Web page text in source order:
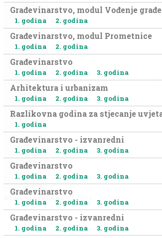
Građevinarstvo, modul Vođenje
1. godina 2. godina
Građevinarstvo, modul Prometnice
1. godina 2. godina
Građevinarstvo
1. godina 2. godina 3. godina
Arhitektura i urbanizam
1. godina 2. godina 3. godina
Razlikovna godina za stjecanje
1. godina
Građevinarstvo - izvanredni
1. godina 2. godina 3. godina
Građevinarstvo
1. godina 2. godina 3. godina
Građevinarstvo
1. godina 2. godina 3. godina
Građevinarstvo - izvanredni
1. godina 2. godina 3. godina
14:00
14:00
15:00
15:00
16:00
16:00
17:00
17:00
18:00
18:00
19:00
19:00
20:00
20:00
21:00
21:00
22:00
Niste prijavljeni. Prijava